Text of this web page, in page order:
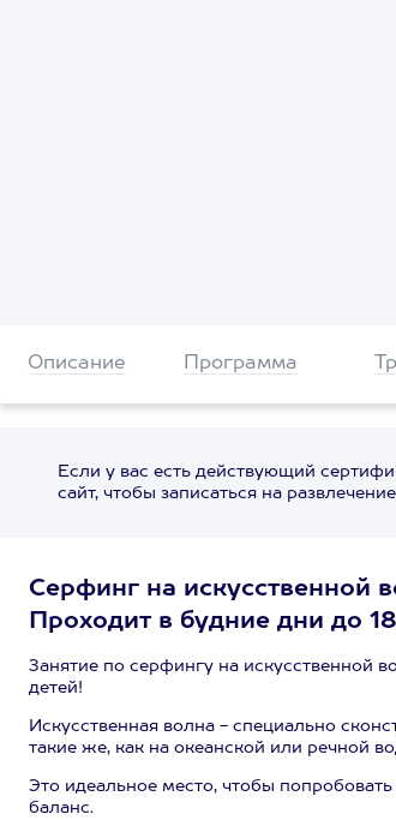
Описание Программа
Если у вас есть действующий
сайт, чтобы записаться на развлечение
Серфинг на искусственной
Проходит в будние дни до
Занятие по серфингу на искусственной
детей!
Искусственная волна - специально
такие же, как на океанской или речной
Это идеальное место, чтобы
баланс.